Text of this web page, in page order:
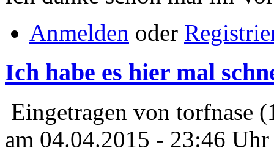
Anmelden oder
Ich habe es hier mal
Eingetragen von torfnase
am 04.04.2015 - 23:46 Uhr